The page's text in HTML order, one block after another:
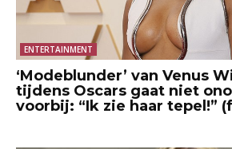
ENTERTAINMENT
‘Modeblunder’ van Venus
tijdens Oscars gaat niet
voorbij: “Ik zie haar tepel!”